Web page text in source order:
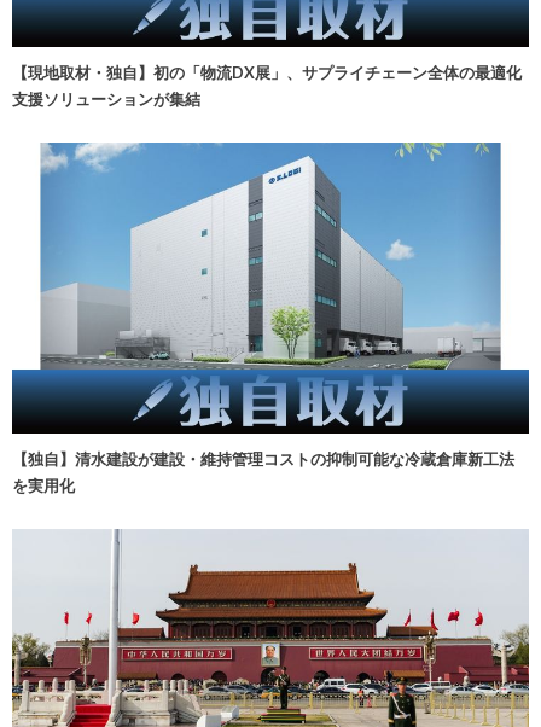
【現地取材・独自】初の「物流DX展」、サプライチェーン全体の最適化
支援ソリューションが集結
【独自】清水建設が建設・維持管理コストの抑制可能な冷蔵倉庫新工法
を実用化